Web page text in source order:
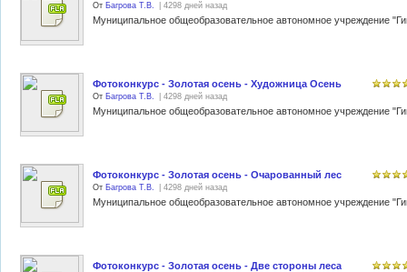
От Багрова Т.В. | 4298 дней назад
Фотоконкурс - Золотая осень - Художница Осень
От Багрова Т.В. | 4298 дней назад
Фотоконкурс - Золотая осень - Очарованный лес
От Багрова Т.В. | 4298 дней назад
Фотоконкурс - Золотая осень - Две стороны леса